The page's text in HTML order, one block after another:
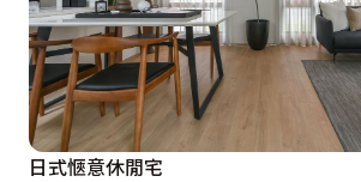
日式愜意休閒宅